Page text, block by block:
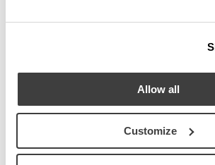
Allow all
Customize
Laccatura lucida, ottenuta con ciclo misto
con una qualità superiore in termini di
gamma cromatica di nuance eleganti e senza
LL20